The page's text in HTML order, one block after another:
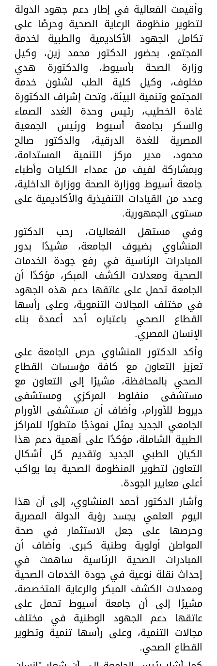
وأقيمت الفعالية في إطار دعم جهود الدولة
لتطوير منظومة الرعاية الصحية وحرصًا على
تكامل الجهود الأكاديمية والطبية لخدمة
المجتمع، بحضور الدكتور محمد زين، وكيل
وزارة الصحة بأسيوط، والدكتورة هدي
مخلوف، وكيل كلية الطب لشئون خدمة
المجتمع وتنمية البيئة، وتحت إشراف الدكتورة
غادة الخطيب، رئيس وحدة الغدد الصماء
والسكر بجامعة أسيوط ورئيس الجمعية
المصرية للغدة الدرقية، والدكتور صالح
محمود، مدير مركز التنمية المستدامة،
وبمشاركة لفيف من عمداء الكليات وأطباء
جامعة أسيوط ووزارة الصحة ووزارة الداخلية،
وعدد من القيادات التنفيذية والأكاديمية على
مستوى الجمهورية.
وفي مستهل الفعاليات، رحب الدكتور
المنشاوي بضيوف الجامعة، مشيدًا بدور
المبادرات الرئاسية في رفع جودة الخدمات
الصحية ومعدلات الكشف المبكر، مؤكدًا أن
الجامعة تحمل على عاتقها دعم هذه الجهود
في مختلف المجالات التنموية، وعلى رأسها
القطاع الصحي باعتباره أحد أعمدة بناء
الإنسان المصري.
وأكد الدكتور المنشاوي حرص الجامعة على
تعزيز التعاون مع كافة مؤسسات القطاع
الصحي بالمحافظة، مشيرًا إلى التعاون مع
مستشفى منفلوط المركزي ومستشفى
ديروط للأورام، وأضاف أن مستشفى الأورام
الجامعي الجديد يمثل نموذجًا متطورًا للمراكز
الطبية الشاملة، مؤكدًا على أهمية دعم هذا
الكيان الطبي الجديد وتقديم كل أشكال
التعاون لتطوير المنظومة الصحية بما يواكب
أعلى معايير الجودة.
وأشار الدكتور أحمد المنشاوي، إلى أن هذا
اليوم العلمي يجسد رؤية الدولة المصرية
وحرصها على جعل الاستثمار في صحة
المواطن أولوية وطنية كبرى. وأضاف أن
المبادرات الصحية الرئاسية ساهمت في
إحداث نقلة نوعية في جودة الخدمات الصحية
ومعدلات الكشف المبكر والرعاية المتخصصة،
مشيرًا إلى أن جامعة أسيوط تحمل على
عاتقها دعم الجهود الوطنية في مختلف
مجالات التنمية، وعلى رأسها تنمية وتطوير
القطاع الصحي.